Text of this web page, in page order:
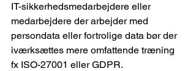
IT-sikkerhedsmedarbejdere eller
medarbejdere der arbejder med
persondata eller fortrolige data bør der
iværksættes mere omfattende træning
fx ISO-27001 eller GDPR.